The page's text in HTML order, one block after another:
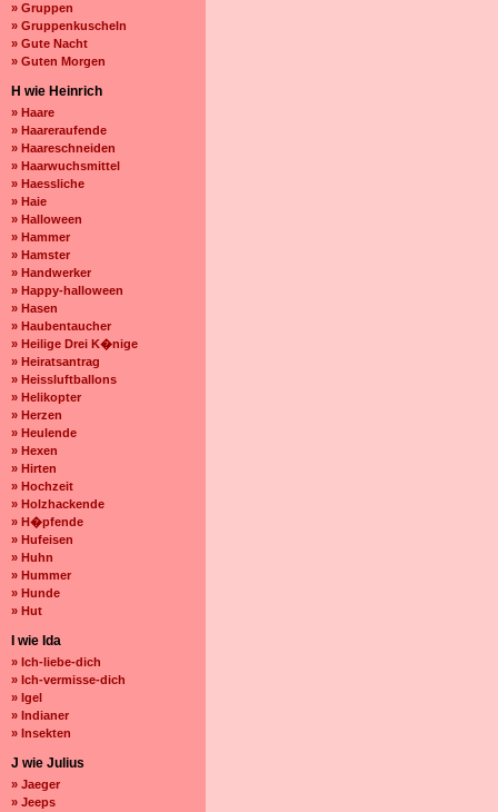
» Gruppen
» Gruppenkuscheln
» Gute Nacht
» Guten Morgen
H wie Heinrich
» Haare
» Haareraufende
» Haareschneiden
» Haarwuchsmittel
» Haessliche
» Haie
» Halloween
» Hammer
» Hamster
» Handwerker
» Happy-halloween
» Hasen
» Haubentaucher
» Heilige Drei K�nige
» Heiratsantrag
» Heissluftballons
» Helikopter
» Herzen
» Heulende
» Hexen
» Hirten
» Hochzeit
» Holzhackende
» H�pfende
» Hufeisen
» Huhn
» Hummer
» Hunde
» Hut
I wie Ida
» Ich-liebe-dich
» Ich-vermisse-dich
» Igel
» Indianer
» Insekten
J wie Julius
» Jaeger
» Jeeps